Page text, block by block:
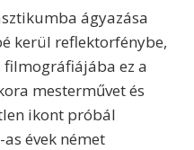
ágyazása
kerül reflektorfénybe,
filmográfiájába ez a
mesterművet és
ikont próbál
évek német